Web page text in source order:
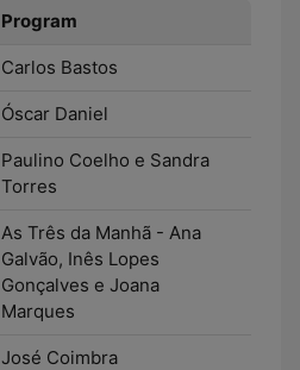
Program
Carlos Bastos
Óscar Daniel
Paulino Coelho e Sandra
Torres
As Três da Manhã - Ana
Galvão, Inês Lopes
Gonçalves e Joana
Marques
José Coimbra